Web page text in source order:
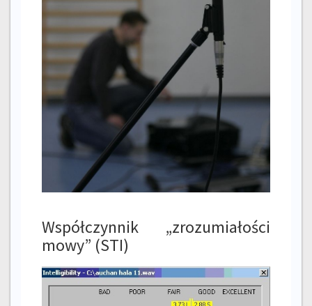
Współczynnik „zrozumiałości
mowy” (STI)